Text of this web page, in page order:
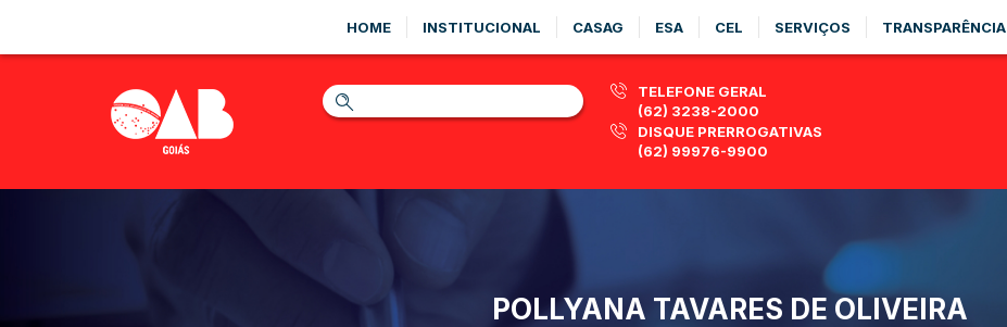
HOME INSTITUCIONAL CASAG ESA CEL SERVIÇOS TRANSPARÊNCIA
TELEFONE GERAL
(62) 3238-2000
DISQUE PRERROGATIVAS
(62) 99976-9900
POLLYANA TAVARES DE OLIVEIRA